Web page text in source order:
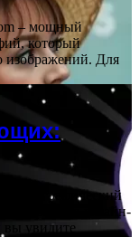
– мощный
который
изображений. Для
графический
дизайн-
вы увидите